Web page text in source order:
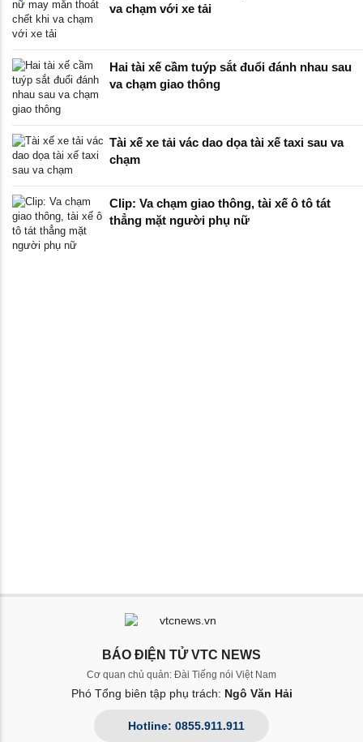
va chạm với xe tải
Hai tài xế cầm tuýp sắt đuổi đánh nhau sau
va chạm giao thông
Tài xế xe tải vác dao dọa tài xế taxi sau va
chạm
Clip: Va chạm giao thông, tài xế ô tô tát
thẳng mặt người phụ nữ
BÁO ĐIỆN TỬ VTC NEWS
Cơ quan chủ quản: Đài Tiếng nói Việt Nam
Phó Tổng biên tập phụ trách: Ngô Văn Hải
Hotline: 0855.911.911